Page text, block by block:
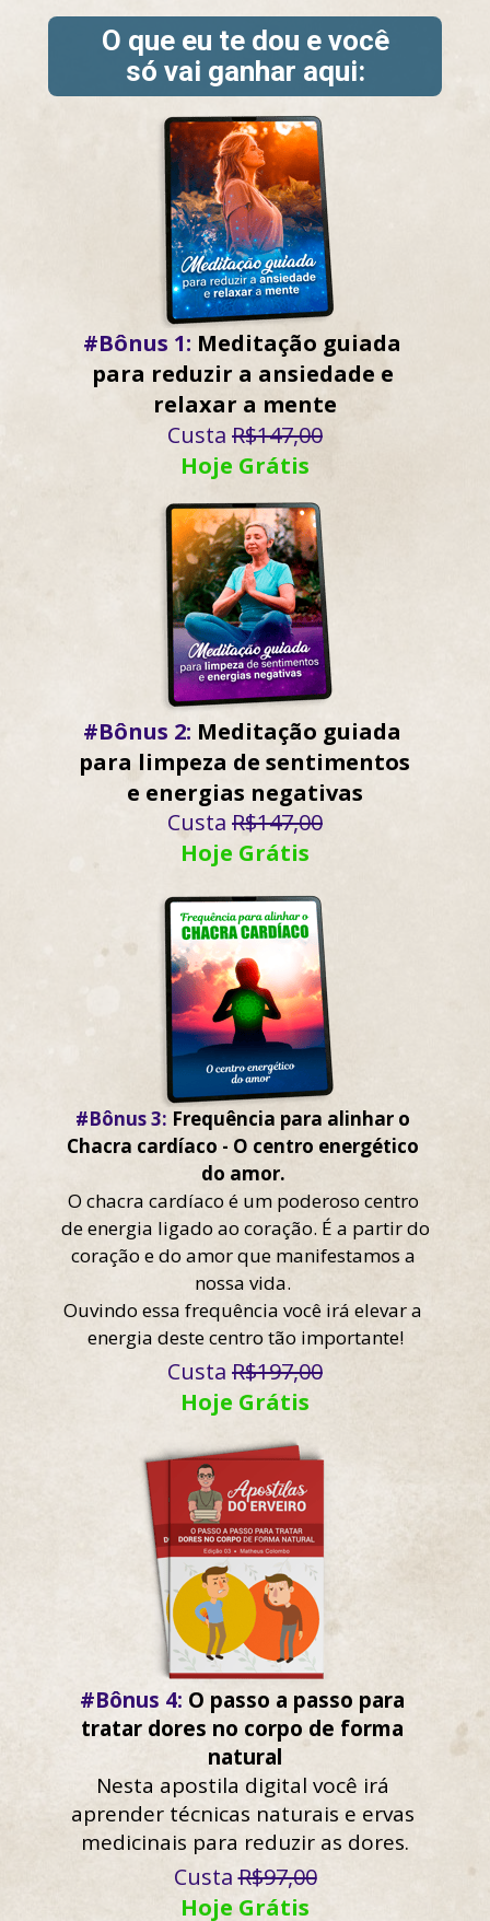
#Bônus 1: Meditação guiada
para reduzir a ansiedade e
relaxar a mente
#Bônus 2: Meditação guiada
para limpeza de sentimentos
e energias negativas
#Bônus 3: Frequência para alinhar o
Chacra cardíaco - O centro energético
do amor.
O chacra cardíaco é um poderoso centro
de energia ligado ao coração. É a partir do
coração e do amor que manifestamos a
nossa vida.
Ouvindo essa frequência você irá elevar a
energia deste centro tão importante!
#Bônus 4: O passo a passo para
tratar dores no corpo de forma
natural
Nesta apostila digital você irá
aprender técnicas naturais e ervas
medicinais para reduzir as dores.
Custa R$147,00
Hoje Grátis
Custa R$147,00
Hoje Grátis
Custa R$197,00
Hoje Grátis
Custa R$97,00
Hoje Grátis
O que eu te dou e você
só vai ganhar aqui: